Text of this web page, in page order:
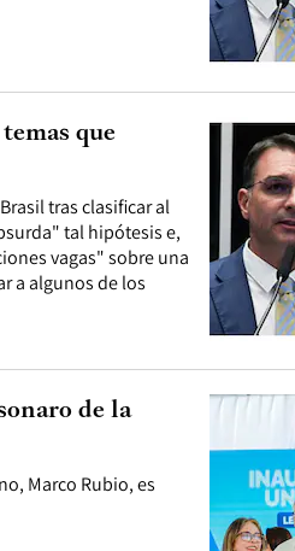
tras clasificar al
tal hipótesis e,
vagas" sobre una
a algunos de los
que
Marco Rubio, es
de la